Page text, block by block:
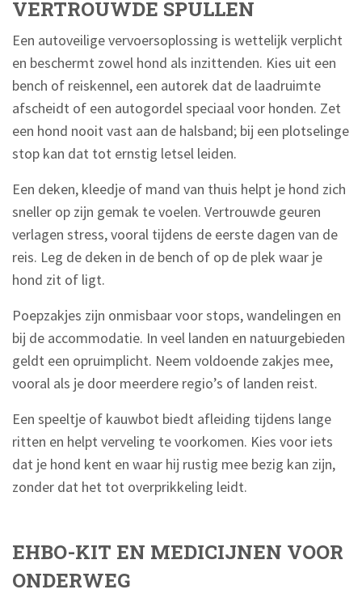
VERTROUWDE SPULLEN
Een autoveilige vervoersoplossing is wettelijk verplicht
en beschermt zowel hond als inzittenden. Kies uit een
bench of reiskennel, een autorek dat de laadruimte
afscheidt of een autogordel speciaal voor honden. Zet
een hond nooit vast aan de halsband; bij een plotselinge
stop kan dat tot ernstig letsel leiden.
Een deken, kleedje of mand van thuis helpt je hond zich
sneller op zijn gemak te voelen. Vertrouwde geuren
verlagen stress, vooral tijdens de eerste dagen van de
reis. Leg de deken in de bench of op de plek waar je
hond zit of ligt.
Poepzakjes zijn onmisbaar voor stops, wandelingen en
bij de accommodatie. In veel landen en natuurgebieden
geldt een opruimplicht. Neem voldoende zakjes mee,
vooral als je door meerdere regio’s of landen reist.
Een speeltje of kauwbot biedt afleiding tijdens lange
ritten en helpt verveling te voorkomen. Kies voor iets
dat je hond kent en waar hij rustig mee bezig kan zijn,
zonder dat het tot overprikkeling leidt.
EHBO-KIT EN MEDICIJNEN VOOR
ONDERWEG